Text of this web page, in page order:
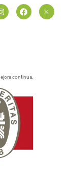
continua.